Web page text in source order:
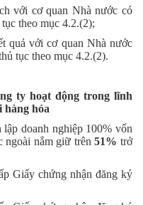
với cơ quan Nhà nước có
theo mục 4.2.(2);
quả với cơ quan Nhà nước
tục theo mục 4.2.(2).
ty hoạt động trong lĩnh
hàng hóa
lập doanh nghiệp 100% vốn
ngoài nắm giữ trên51% trở
Giấy chứng nhận đăng ký